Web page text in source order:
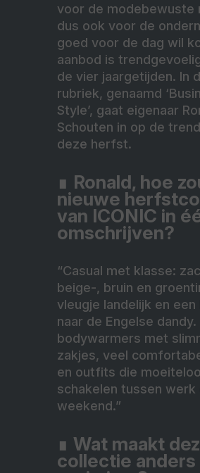
voor de modebewuste
dus ook voor de
goed voor de dag wil
aanbod is
de vier jaargetijden. In
rubriek, genaamd
Style’, gaat eigenaar
Schouten in op de
deze herfst.
∎ Ronald, hoe
nieuwe
van ICONIC in
omschrijven?
“Casual met klasse:
beige-, bruin en
vleugje landelijk en een
naar de Engelse dandy.
bodywarmers met
zakjes, veel
en outfits die
schakelen tussen werk
weekend.”
∎ Wat maakt
collectie anders